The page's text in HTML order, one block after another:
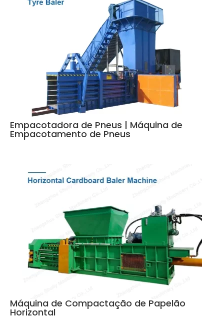
Empacotadora de Pneus | Máquina de
Empacotamento de Pneus
Máquina de Compactação de Papelão
Horizontal